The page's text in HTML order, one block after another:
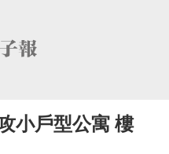
小戶型公寓 樓